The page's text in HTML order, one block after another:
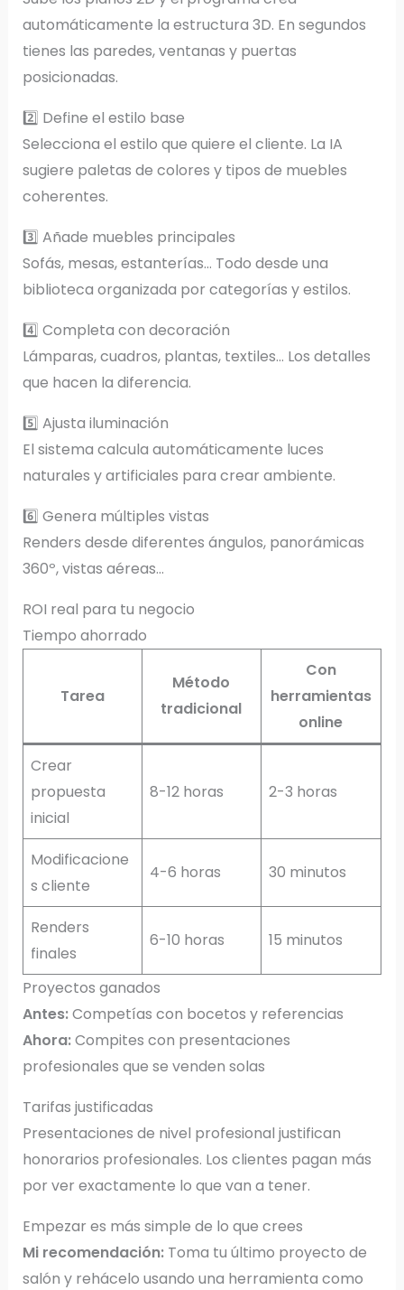
automáticamente la estructura 3D. En segundos
tienes las paredes, ventanas y puertas
posicionadas.
2️⃣ Define el estilo base
Selecciona el estilo que quiere el cliente. La IA
sugiere paletas de colores y tipos de muebles
coherentes.
3️⃣ Añade muebles principales
Sofás, mesas, estanterías… Todo desde una
biblioteca organizada por categorías y estilos.
4️⃣ Completa con decoración
Lámparas, cuadros, plantas, textiles… Los detalles
que hacen la diferencia.
5️⃣ Ajusta iluminación
El sistema calcula automáticamente luces
naturales y artificiales para crear ambiente.
6️⃣ Genera múltiples vistas
Renders desde diferentes ángulos, panorámicas
360º, vistas aéreas…
ROI real para tu negocio
Tiempo ahorrado
Tarea
Método
tradicional
Con
herramientas
online
Crear
propuesta
inicial
8-12 horas 2-3 horas
Modificacione
s cliente
4-6 horas 30 minutos
Renders
finales
6-10 horas 15 minutos
Proyectos ganados
Antes:Competías con bocetos y referencias
Ahora:Compites con presentaciones
profesionales que se venden solas
Tarifas justificadas
Presentaciones de nivel profesional justifican
honorarios profesionales. Los clientes pagan más
por ver exactamente lo que van a tener.
Empezar es más simple de lo que crees
Mi recomendación:Toma tu último proyecto de
salón y rehácelo usando una herramienta como